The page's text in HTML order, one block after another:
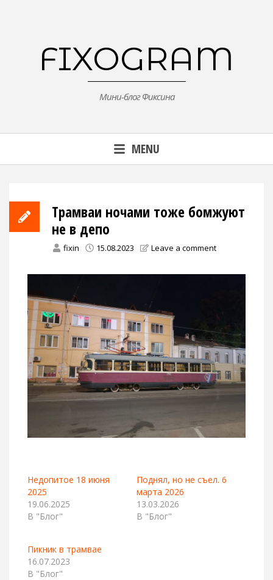
FIXOGRAM
Мини-блог Фиксина
MENU
Трамваи ночами тоже бомжуют
не в депо
fixin 15.08.2023 Leave a comment
Недопитое 18 июня
2025
19.06.2025
В "Блог"
Поднял, но не съел. 6
марта 2026
13.03.2026
В "Блог"
Пикник в трамвае
16.07.2023
В "Блог"